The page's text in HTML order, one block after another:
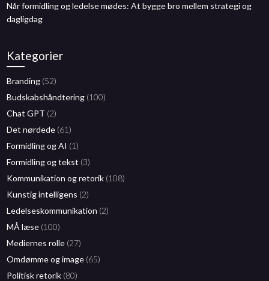
Når formidling og ledelse mødes: At bygge bro mellem strategi og
dagligdag
Kategorier
Branding (52)
Budskabshåndtering (100)
Chat GPT (2)
Det nørdede (61)
Formidling og AI (1)
Formidling og tekst (3)
Kommunikation og retorik (108)
Kunstig intelligens (2)
Ledelseskommunikation (2)
MÅ læse (100)
Mediernes rolle (27)
Omdømme og image (65)
Politisk retorik (80)